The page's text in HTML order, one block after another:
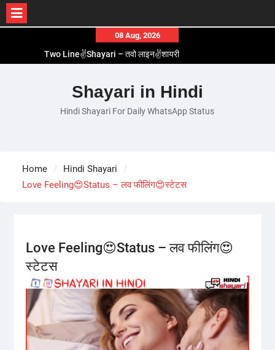
content
08 Aug, 2026
Two Line✌️Shayari – तवो लाइन✌️शायरी
Romantic Love😽Status – रोमांटिक लव😽स्टेटस
Love🥳Poetry In Hindi – लव🥳पोएट्री इन हिंदी
1 Line☝️Shayari In Hindi – १ लाइन☝️शायरी इन हिंदी
Shayari in Hindi
Hindi Shayari For Daily WhatsApp Status
Home
Hindi Shayari
Love Feeling😍Status – लव फीलिंग😍स्टेटस
Love Feeling😍Status – लव फीलिंग😍
स्टेटस